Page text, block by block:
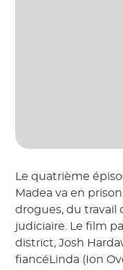
Le quatrième
Madea va en
drogues, du travail
judiciaire. Le film
district, Josh
fiancéLinda (Ion